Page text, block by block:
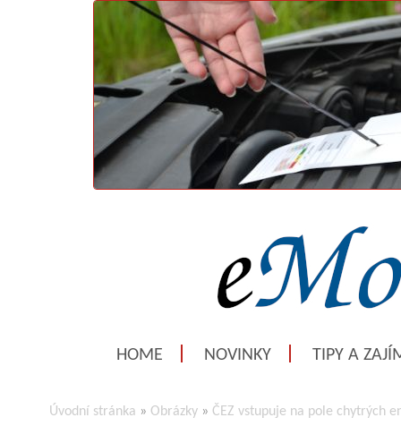
HOME NOVINKY TIPY A
Úvodní stránka » Obrázky » ČEZ vstupuje na pole chytrých